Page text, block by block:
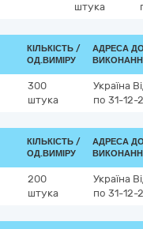
штука
КІЛЬКІСТЬ /
ОД.ВИМІРУ
АДРЕСА
300
штука
Україна
по 31-12-
КІЛЬКІСТЬ /
ОД.ВИМІРУ
АДРЕСА
200
штука
Україна
по 31-12-